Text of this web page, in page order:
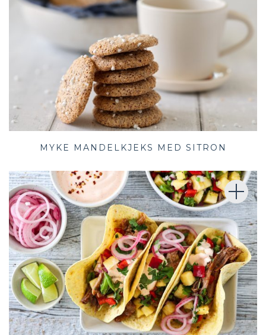
MYKE MANDELKJEKS MED SITRON